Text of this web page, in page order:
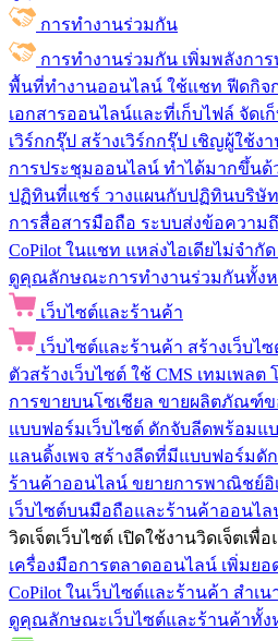
การทำงานร่วมกัน
การทำงานร่วมกัน เพิ่มพลังกา
พื้นที่ทำงานออนไลน์ ใช้แชท ฟีดกิจ
เอกสารออนไลน์และที่เก็บไฟล์ จัดเ
เวิร์กกรุ๊ป สร้างเวิร์กกรุ๊ป เชิญผู้ใช้ง
การประชุมออนไลน์ ทำได้มากขึ้นด้
ปฏิทินที่แชร์ วางแผนกับปฏิทินบริษั
การสื่อสารมือถือ ระบบส่งข้อความ
CoPilot ในแชท แหล่งไอเดียไม่จำกั
ดูคุณลักษณะการทำงานร่วมกันทั้ง
เว็บไซต์และร้านค้า
เว็บไซต์และร้านค้า สร้างเว็บไ
ตัวสร้างเว็บไซต์ ใช้ CMS เทมเพลต
การขายบนโซเชียล ขายผลิตภัณฑ์ขอ
แบบฟอร์มเว็บไซต์ ดักจับลีดพร้อมแ
แลนดิ้งเพจ สร้างลีดที่มีแบบฟอร์มดัก
ร้านค้าออนไลน์ ขยายการพาณิชย์อิ
เว็บไซต์บนมือถือและร้านค้าออนไล
วิดเจ็ตเว็บไซต์ เปิดใช้งานวิดเจ็ตเ
เครื่องมือการตลาดออนไลน์ เพิ่มยอ
CoPilot ในเว็บไซต์และร้านค้า สำเ
ดูคุณลักษณะเว็บไซต์และร้านค้าทั้ง